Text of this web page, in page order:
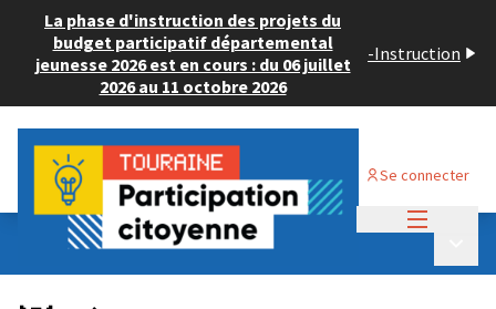
La phase d'instruction des projets du
budget participatif départemental
jeunesse 2026 est en cours : du 06 juillet
2026 au 11 octobre 2026
-Instruction
Se connecter
Budget Participatif ADULTE 2024
💡 Déposer un projet